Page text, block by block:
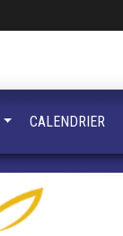
CALENDRIER